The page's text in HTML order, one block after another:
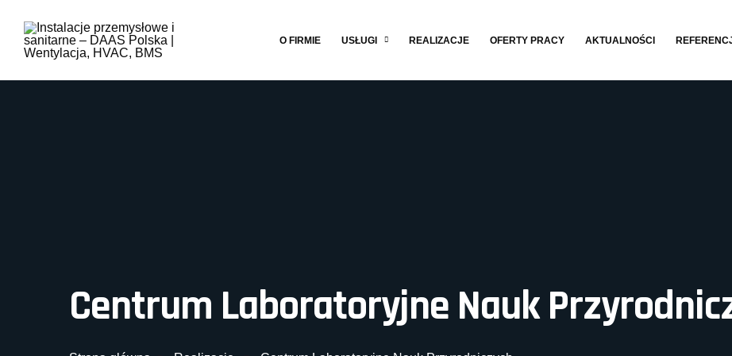
O FIRMIE USŁUGI REALIZACJE OFERTY PRACY AKTUALNOŚCI
Centrum Laboratoryjne Nauk